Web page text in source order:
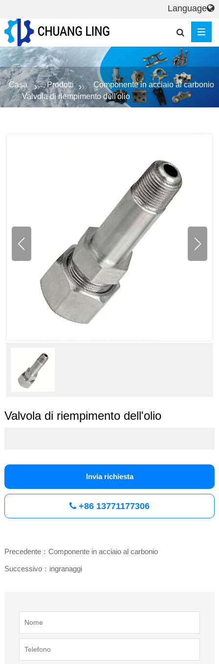
Casa Prodotti
Componente in acciaio al carbonio
Valvola di riempimento dell'olio
Valvola di riempimento dell'olio
Invia richiesta
+86 13771177306
Precedente：Componente in acciaio al carbonio
Successivo：ingranaggi
Language